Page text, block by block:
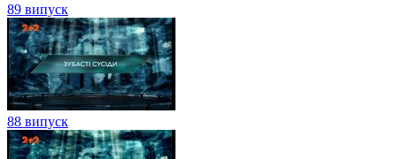
89 випуск
88 випуск